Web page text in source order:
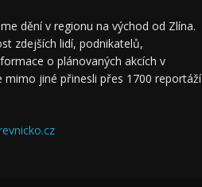
dění v regionu na východ od Zlína.
zdejších lidí, podnikatelů,
o plánovaných akcích v
mimo jiné přinesli přes 1700 reportáží